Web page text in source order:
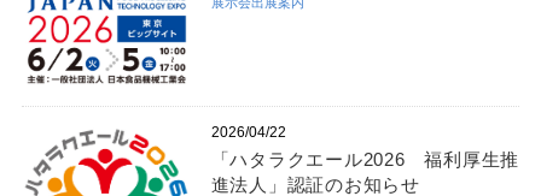
2026/04/22
「ハタラクエール2026 福利厚生推
進法人」認証のお知らせ